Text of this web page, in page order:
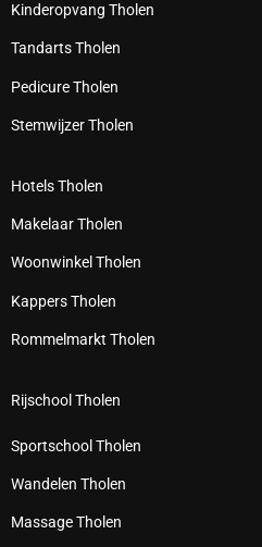
Kinderopvang Tholen
Tandarts Tholen
Pedicure Tholen
Stemwijzer Tholen
Hotels Tholen
Makelaar Tholen
Woonwinkel Tholen
Kappers Tholen
Rommelmarkt Tholen
Rijschool Tholen
Sportschool Tholen
Wandelen Tholen
Massage Tholen